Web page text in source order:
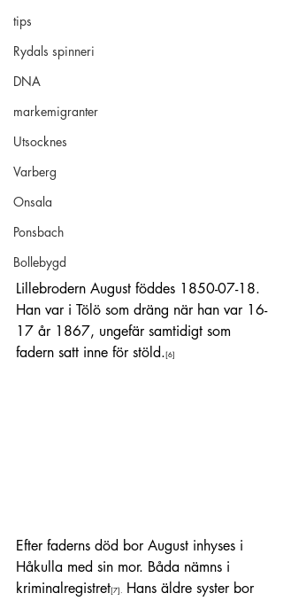
tips
Rydals spinneri
DNA
markemigranter
Utsocknes
Varberg
Onsala
Ponsbach
Bollebygd
Lillebrodern August föddes 1850-07-18.
Han var i Tölö som dräng när han var 16-
17 år 1867, ungefär samtidigt som
fadern satt inne för stöld.[6]
Efter faderns död bor August inhyses i
Håkulla med sin mor. Båda nämns i
kriminalregistret[7]. Hans äldre syster bor